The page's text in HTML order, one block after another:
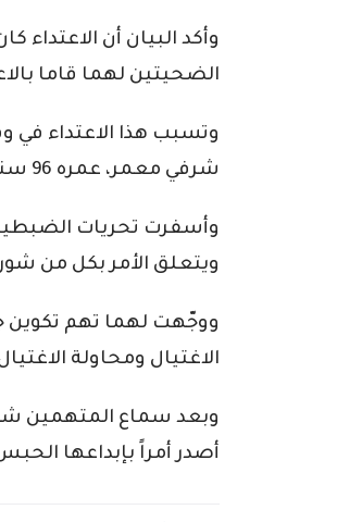
وأكد البيان أن
الضحيتين لهما قاما
شرفي معمر، عمره 96 سنة، بجروح خطيرة، ولا يزال ماكثا بالمستشفى.
وأسفرت تحريات
ويتعلق الأمر بكل من شورة طه (22 سنة)، ومساعدية
ووجّهت لهما تهم تكوين
الاغتيال ومحاولة
وبعد سماع المتهمين
أصدر أمراً بإبداعها